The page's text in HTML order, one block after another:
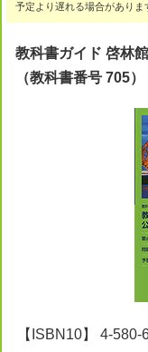
予定より遅れる場合がありま
教科書ガイド 啓林
（教科書番号 705）
【ISBN10】
4-580-